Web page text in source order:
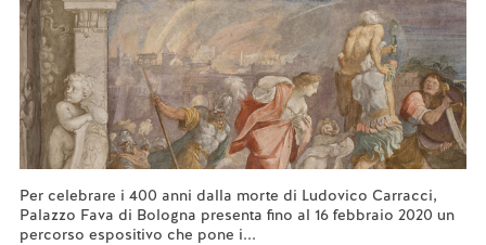
Per celebrare i 400 anni dalla morte di Ludovico Carracci,
Palazzo Fava di Bologna presenta fino al 16 febbraio 2020 un
percorso espositivo che pone i...